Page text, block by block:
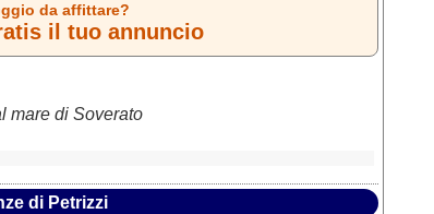
da affittare?
il tuo annuncio
mare di Soverato
di Petrizzi